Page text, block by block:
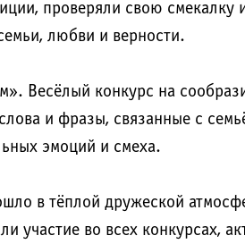
проверяли свою смекалку
любви и верности.
Весёлый конкурс на
и фразы, связанные с
эмоций и смеха.
в тёплой дружеской
участие во всех конкурсах,